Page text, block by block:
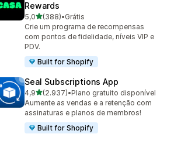
Rewards
5,0de 5 estrelas
(388)
388 avaliações ao todo
•Grátis
Crie um programa de recompensas
com pontos de fidelidade, níveis VIP e
PDV.
Built for Shopify
Seal Subscriptions App
4,9de 5 estrelas
(2.937)
2937 avaliações ao todo
•Plano gratuito disponível
Aumente as vendas e a retenção com
assinaturas e planos de membros!
Built for Shopify